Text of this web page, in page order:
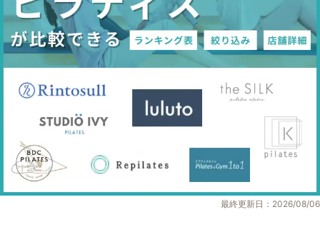
最終更新日：2026/08/06